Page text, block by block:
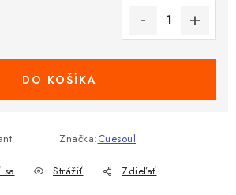
DO KOŠÍKA
Značka:Cuesoul
sa Strážiť Zdieľať